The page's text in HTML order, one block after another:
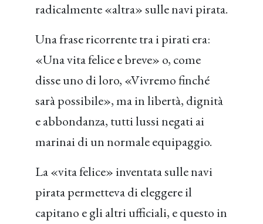
radicalmente «altra» sulle navi pirata.
Una frase ricorrente tra i pirati era:
«Una vita felice e breve» o, come
disse uno di loro, «Vivremo finché
sarà possibile», ma in libertà, dignità
e abbondanza, tutti lussi negati ai
marinai di un normale equipaggio.
La «vita felice» inventata sulle navi
pirata permetteva di eleggere il
capitano e gli altri ufficiali, e questo in